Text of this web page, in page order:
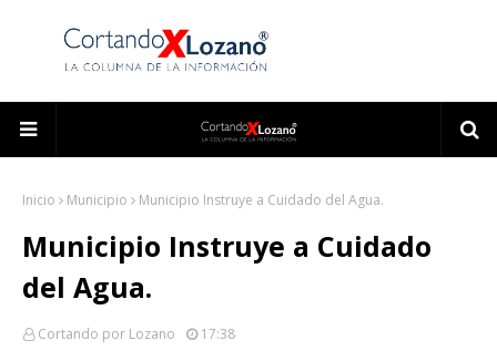
Inicio Municipio Municipio Instruye a Cuidado del Agua.
Municipio Instruye a Cuidado
del Agua.
Cortando por Lozano 17:38